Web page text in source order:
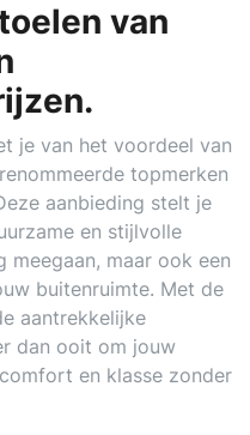
van
je van het voordeel van
topmerken
aanbieding stelt je
en stijlvolle
meegaan, maar ook een
buitenruimte. Met de
aantrekkelijke
dan ooit om jouw
en klasse zonder